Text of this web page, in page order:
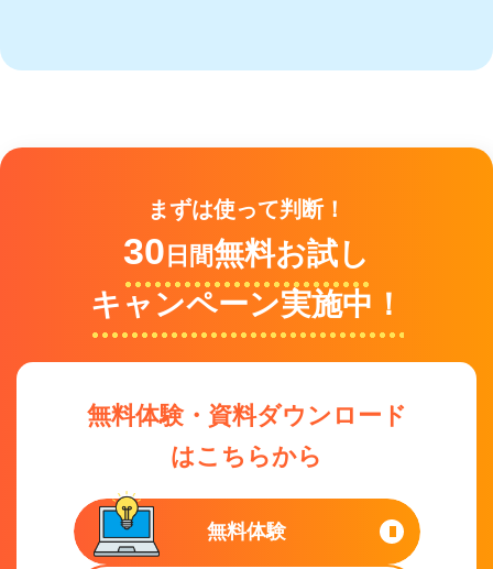
まずは使って判断！
30 日間無料お試し
キャンペーン実施中！
無料体験・資料ダウンロード
はこちらから
無料体験